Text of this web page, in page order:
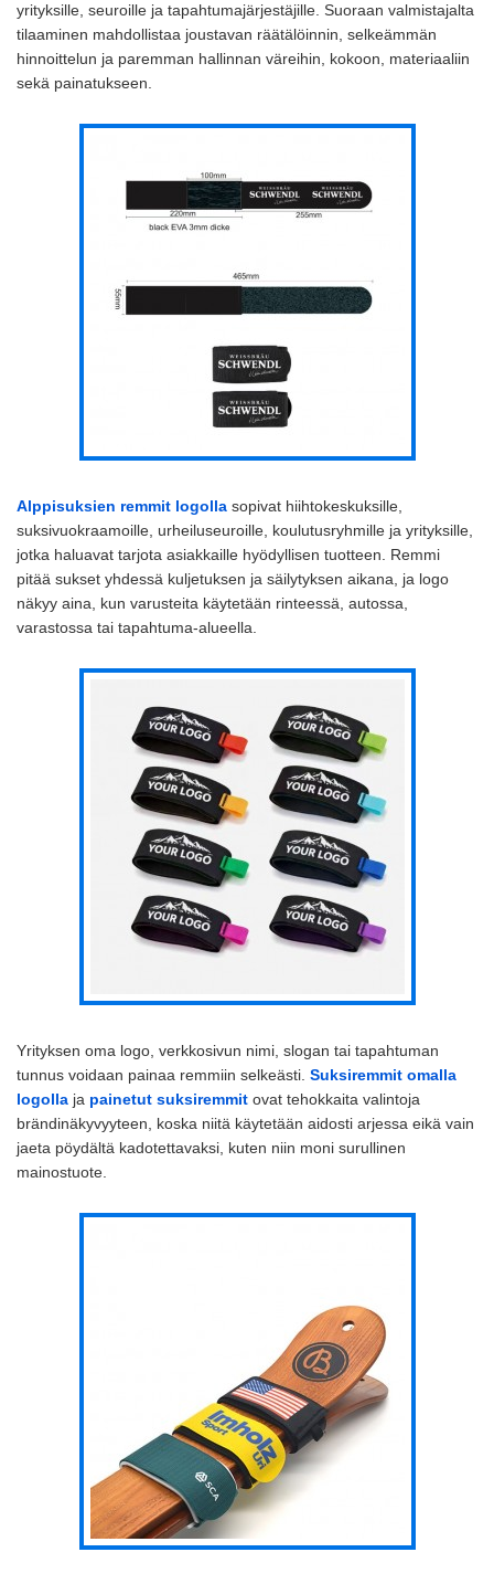
yrityksille, seuroille ja tapahtumajärjestäjille. Suoraan valmistajalta
tilaaminen mahdollistaa joustavan räätälöinnin, selkeämmän
hinnoittelun ja paremman hallinnan väreihin, kokoon, materiaaliin
sekä painatukseen.
Alppisuksien remmit logolla sopivat hiihtokeskuksille,
suksivuokraamoille, urheiluseuroille, koulutusryhmille ja yrityksille,
jotka haluavat tarjota asiakkaille hyödyllisen tuotteen. Remmi
pitää sukset yhdessä kuljetuksen ja säilytyksen aikana, ja logo
näkyy aina, kun varusteita käytetään rinteessä, autossa,
varastossa tai tapahtuma-alueella.
Yrityksen oma logo, verkkosivun nimi, slogan tai tapahtuman
tunnus voidaan painaa remmiin selkeästi. Suksiremmit omalla
logolla ja painetut suksiremmit ovat tehokkaita valintoja
brändinäkyvyyteen, koska niitä käytetään aidosti arjessa eikä vain
jaeta pöydältä kadotettavaksi, kuten niin moni surullinen
mainostuote.